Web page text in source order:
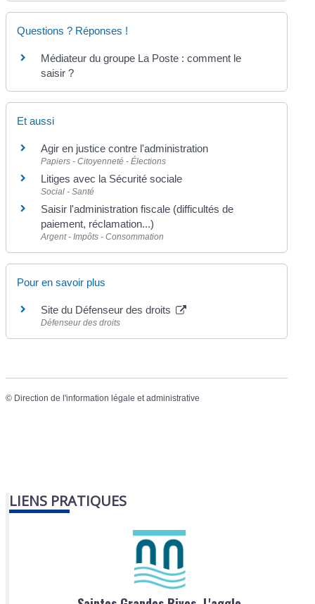
Questions ? Réponses !
Médiateur du groupe La Poste : comment le
saisir ?
Et aussi
Agir en justice contre l'administration
Papiers - Citoyenneté - Élections
Litiges avec la Sécurité sociale
Social - Santé
Saisir l'administration fiscale (difficultés de
paiement, réclamation...)
Argent - Impôts - Consommation
Pour en savoir plus
Site du Défenseur des droits
Défenseur des droits
© Direction de l'information légale et administrative
LIENS PRATIQUES